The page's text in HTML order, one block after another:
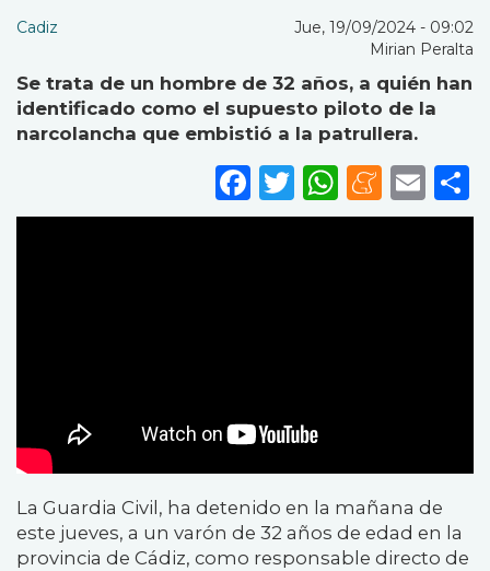
Cadiz
Jue, 19/09/2024 - 09:02
Mirian Peralta
Se trata de un hombre de 32 años, a quién han
identificado como el supuesto piloto de la
narcolancha que embistió a la patrullera.
Facebook
Twitter
La Guardia Civil, ha detenido en la mañana de
este jueves, a un varón de 32 años de edad en la
provincia de Cádiz, como responsable directo de